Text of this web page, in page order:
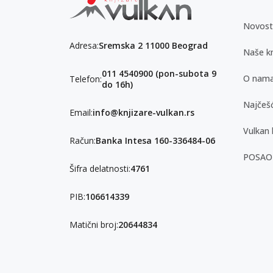
Adresa:Sremska 2 11000 Beograd
Telefon:011 4540900 (pon-subota 9
do 16h)
Email:info@knjizare-vulkan.rs
Račun:Banka Intesa 160-336484-06
Šifra delatnosti:4761
PIB:106614339
Matični broj:20644834
Naše
O
Vulkan
POSAO